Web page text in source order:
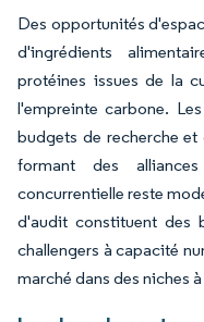
Des opportunités
d'ingrédients
protéines issues de la
l'empreinte carbone.
budgets de recherche
formant des
concurrentielle reste
d'audit constituent des
challengers à capacité
marché dans des niches